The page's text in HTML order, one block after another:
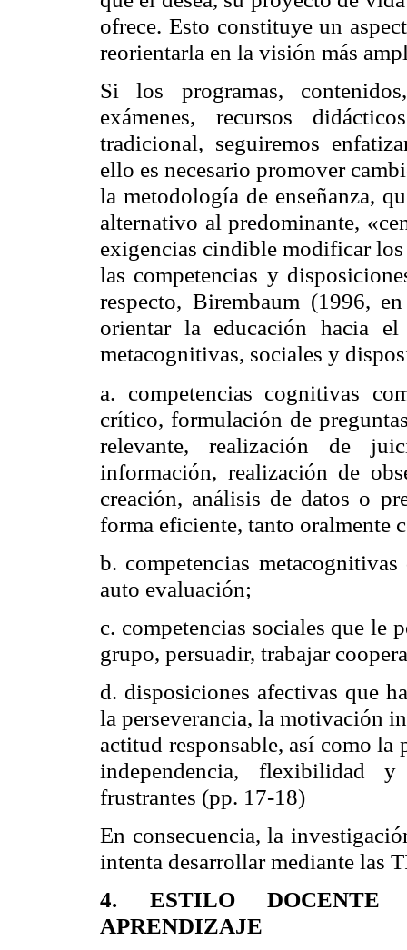
ofrece. Esto constituye un
reorientarla en la visión más
Si los programas,
exámenes, recursos
tradicional, seguiremos
ello es necesario promover
la metodología de enseñanza,
alternativo al predominante,
exigencias cindible modificar
las competencias y
respecto, Birembaum (1996,
orientar la educación hacia el
metacognitivas, sociales y
a. competencias cognitivas
crítico, formulación de
relevante, realización de
información, realización de
creación, análisis de datos o
forma eficiente, tanto oralmente
b. competencias
auto evaluación;
c. competencias sociales que le
grupo, persuadir, trabajar
d. disposiciones afectivas que
la perseverancia, la motivación
actitud responsable, así como
independencia, flexibilidad
frustrantes (pp. 17-18)
En consecuencia, la
intenta desarrollar mediante las
4. ESTILO
APRENDIZAJE